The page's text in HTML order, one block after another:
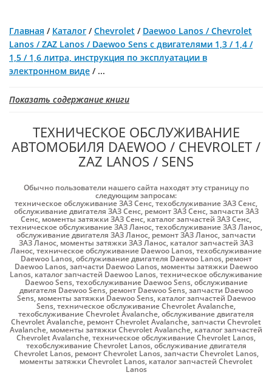
Главная / Каталог /Chevrolet / Daewoo Lanos / Chevrolet
Lanos / ZAZ Lanos / Daewoo Sens c двигателями 1,3 / 1,4 /
1,5 / 1,6 литра, инструкция по эксплуатации в
электронном виде / ...
Показать содержание книги
ТЕХНИЧЕСКОЕ ОБСЛУЖИВАНИЕ
АВТОМОБИЛЯ DAEWOO / CHEVROLET /
ZAZ LANOS / SENS
Обычно пользователи нашего сайта находят эту страницу по
следующим запросам:
техническое обслуживание ЗАЗ Cенс,техобслуживание ЗАЗ Cенс,
обслуживание двигателя ЗАЗ Cенс, ремонт ЗАЗ Cенс,запчасти ЗАЗ
Cенс, моменты затяжки ЗАЗ Cенс,каталог запчастей ЗАЗ Cенс,
техническое обслуживание ЗАЗ Ланос,техобслуживание ЗАЗ Ланос,
обслуживание двигателя ЗАЗ Ланос, ремонт ЗАЗ Ланос,запчасти
ЗАЗ Ланос, моменты затяжки ЗАЗ Ланос, каталог запчастей ЗАЗ
Ланос,техническое обслуживание Daewoo Lanos,техобслуживание
Daewoo Lanos,обслуживание двигателя Daewoo Lanos,ремонт
Daewoo Lanos,запчасти Daewoo Lanos, моменты затяжки Daewoo
Lanos, каталог запчастей Daewoo Lanos,техническое обслуживание
Daewoo Sens,техобслуживание Daewoo Sens,обслуживание
двигателя Daewoo Sens, ремонт Daewoo Sens,запчасти Daewoo
Sens, моменты затяжки Daewoo Sens, каталог запчастей Daewoo
Sens,техническое обслуживание Chevrolet Avalanche,
техобслуживание Chevrolet Avalanche,обслуживание двигателя
Chevrolet Avalanche, ремонт Chevrolet Avalanche,запчасти Chevrolet
Avalanche, моменты затяжки Chevrolet Avalanche, каталог запчастей
Chevrolet Avalanche,техническое обслуживание Chevrolet Lanos,
техобслуживание Chevrolet Lanos,обслуживание двигателя
Chevrolet Lanos, ремонт Chevrolet Lanos,запчасти Chevrolet Lanos,
моменты затяжки Chevrolet Lanos, каталог запчастей Chevrolet
Lanos